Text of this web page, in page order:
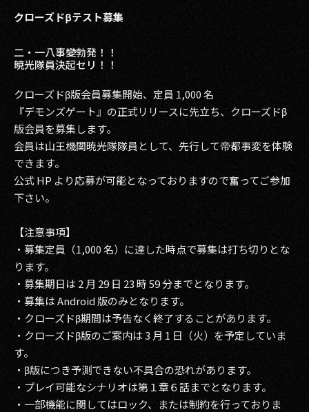
クローズドβテスト募集
二・一八事變勃発！！
暁光隊員決起セリ！！
クローズドβ版会員募集開始、定員 1,000 名
『デモンズゲート』の正式リリースに先立ち、クローズドβ
版会員を募集します。
会員は山王機関暁光隊隊員として、先行して帝都事変を体験
できます。
公式 HP より応募が可能となっておりますので奮ってご参加
下さい。
【注意事項】
・募集定員（1,000 名）に達した時点で募集は打ち切りとな
ります。
・募集期日は 2 月 29 日 23 時 59 分までとなります。
・募集は Android 版のみとなります。
・クローズドβ期間は予告なく終了することがあります。
・クローズドβ版のご案内は 3 月 1 日（火）を予定していま
す。
・β版につき予測できない不具合の恐れがあります。
・プレイ可能なシナリオは第１章６話までとなります。
・一部機能に関してはロック、または制約を行っておりま